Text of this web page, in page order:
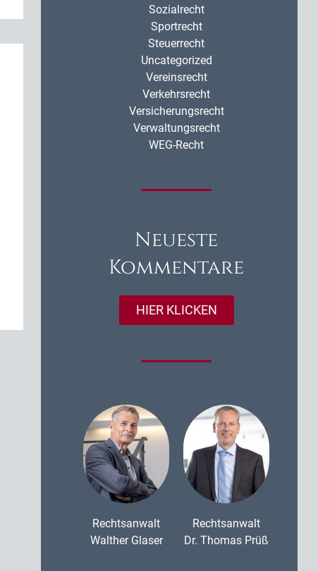
Sozialrecht
Sportrecht
Steuerrecht
Uncategorized
Vereinsrecht
Verkehrsrecht
Versicherungsrecht
Verwaltungsrecht
WEG-Recht
Neueste
Kommentare
HIER KLICKEN
Rechtsanwalt
Walther Glaser
Rechtsanwalt
Dr. Thomas Prüß